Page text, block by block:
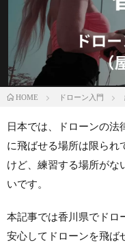
HOME ドローン入門
日本では、ドローンの法
に飛ばせる場所は限られ
けど、練習する場所がな
いです。
本記事では香川県でドロ
安心してドローンを飛ば